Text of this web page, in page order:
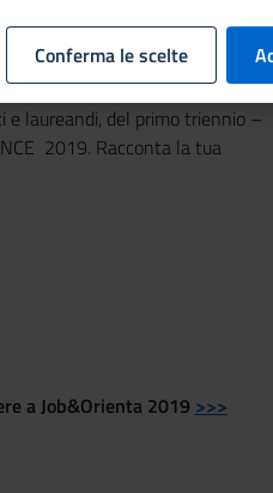
all’interno del Percorso
di workshop e
giovani – studenti delle scuole
e laureandi, del primo triennio –
2019. Racconta la tua
a Job&Orienta 2019 >>>
Conferma le scelte